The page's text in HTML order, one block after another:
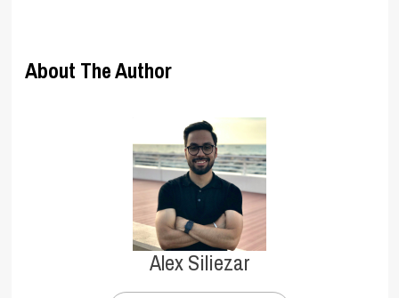
About The Author
Alex Siliezar